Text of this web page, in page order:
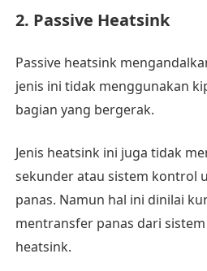
2. Passive Heatsink
Passive heatsink
jenis ini tidak menggunakan
bagian yang bergerak.
Jenis heatsink ini juga tidak
sekunder atau sistem kontrol
panas. Namun hal ini dinilai
mentransfer panas dari
heatsink.